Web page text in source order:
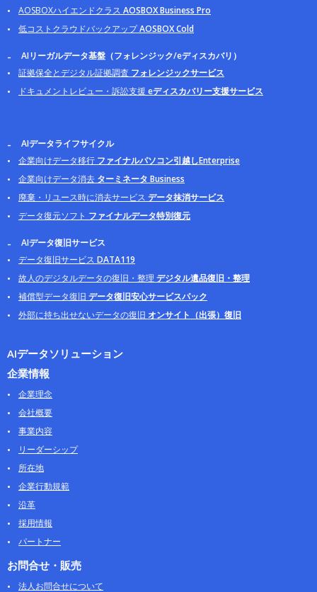
AOSBOXハイエンドクラス AOSBOX Business Pro
低コストクラウドバックアップAOSBOX Cold
AIリーガルデータ基盤（フォレンジック/eディスカバリ）
証拠保全とデジタル証拠調査 フォレンジックサービス
ドキュメントレビュー・訴訟支援 eディスカバリー支援サービス
AIデータライフサイクル
企業向けデータ移行 ファイナルパソコン引越しEnterprise
企業向けデータ消去 ターミネータ Business
廃棄・リユース時に消去サービス データ抹消サービス
データ復元ソフト ファイナルデータ特別復元
AIデータ復旧サービス
データ復旧サービス DATA119
故人のデジタルデータの復旧・整理 デジタル遺品復旧・整理
補償型データ復旧 データ復旧安心サービスパック
外部に持ち出せないデータの復旧 オンサイト（出張）復旧
AIデータソリューション
企業情報
企業理念
会社概要
事業内容
リーダーシップ
所在地
企業行動規範
沿革
採用情報
パートナー
お問合せ・販売
法人お問合せについて